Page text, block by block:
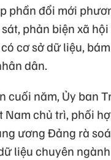
phần đổi mới
phản biện xã
cơ sở dữ liệu,
dân.
cuối năm, Ủy ban
Nam chủ trì, phối
ương Đảng rà
liệu chuyên